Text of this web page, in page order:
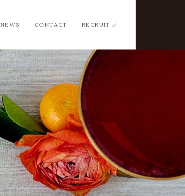
NEWS CONTACT RECRUIT